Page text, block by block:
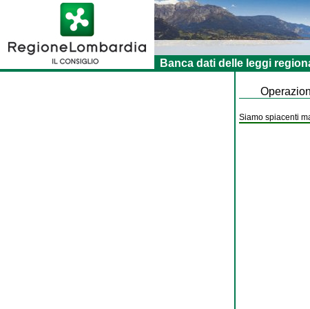
Banca dati delle leggi
Siamo spiacenti